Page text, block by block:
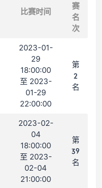
比赛时间
赛
名
次
2023-01-
29
18:00:00
至 2023-
01-29
22:00:00
第
2
名
2023-02-
04
18:00:00
至 2023-
02-04
21:00:00
第
39
名